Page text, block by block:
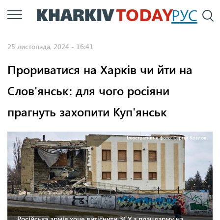
Перейти
до
РУС
25 листопада, 2024 - 16:41
Прориватися на Харків чи йти на
Слов'янськ: для чого росіяни
прагнуть захопити Куп'янськ
Ілюстративне фото: Сергій Козлов.